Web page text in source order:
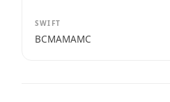
SWIFT
BCMAMAMC